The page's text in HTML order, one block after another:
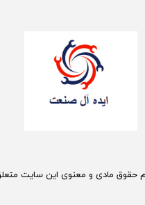
حقوق مادی و معنوی این سایت